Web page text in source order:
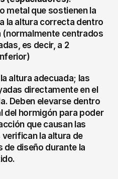
metal que sostienen la
la altura correcta dentro
(normalmente centrados
es decir, a 2
altura adecuada; las
directamente en el
Deben elevarse dentro
del hormigón para poder
que causan las
la altura de
de diseño durante la